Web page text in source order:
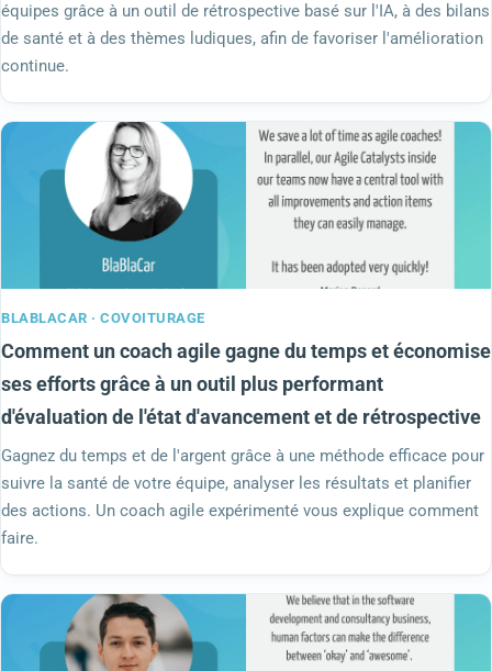
équipes grâce à un outil de rétrospective basé sur l'IA, à des bilans
de santé et à des thèmes ludiques, afin de favoriser l'amélioration
continue.
BLABLACAR · COVOITURAGE
Comment un coach agile gagne du temps et économise
ses efforts grâce à un outil plus performant
d'évaluation de l'état d'avancement et de rétrospective
Gagnez du temps et de l'argent grâce à une méthode efficace pour
suivre la santé de votre équipe, analyser les résultats et planifier
des actions. Un coach agile expérimenté vous explique comment
faire.